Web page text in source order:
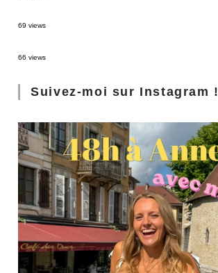
69 views
66 views
Suivez-moi sur Instagram !